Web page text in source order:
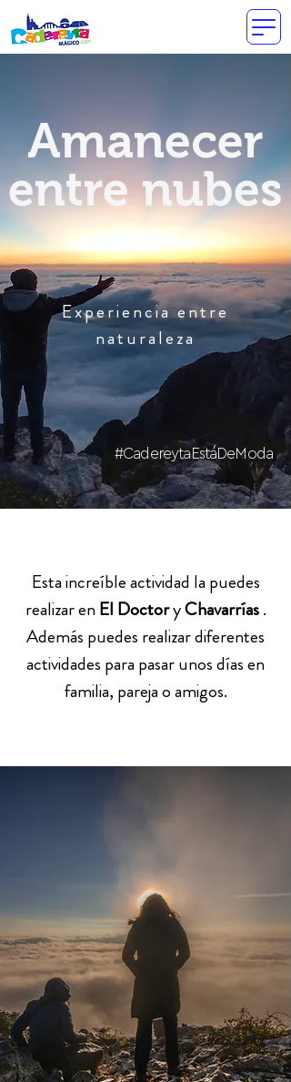
Amanecer
entre nubes
Experiencia entre
naturaleza
#CadereytaEstáDeModa
Esta increíble actividad la puedes
realizar enEl DoctoryChavarrías.
Además puedes realizar diferentes
actividades para pasar unos días en
familia, pareja o amigos.